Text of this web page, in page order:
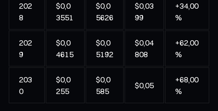
202
8
$0,0
3551
$0,0
5626
$0,03
99
+34,00
%
202
9
$0,0
4615
$0,0
5192
$0,04
808
+62,00
%
203
0
$0,0
255
$0,0
585
$0,05
+68,00
%